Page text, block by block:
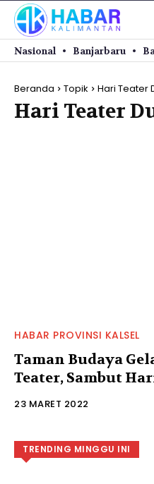
Nasional Banjarbaru
Beranda Topik Hari Teater
Hari Teater
HABAR PROVINSI KALSEL
Taman Budaya
Teater, Sambut
23 MARET 2022
TRENDING MINGGU INI